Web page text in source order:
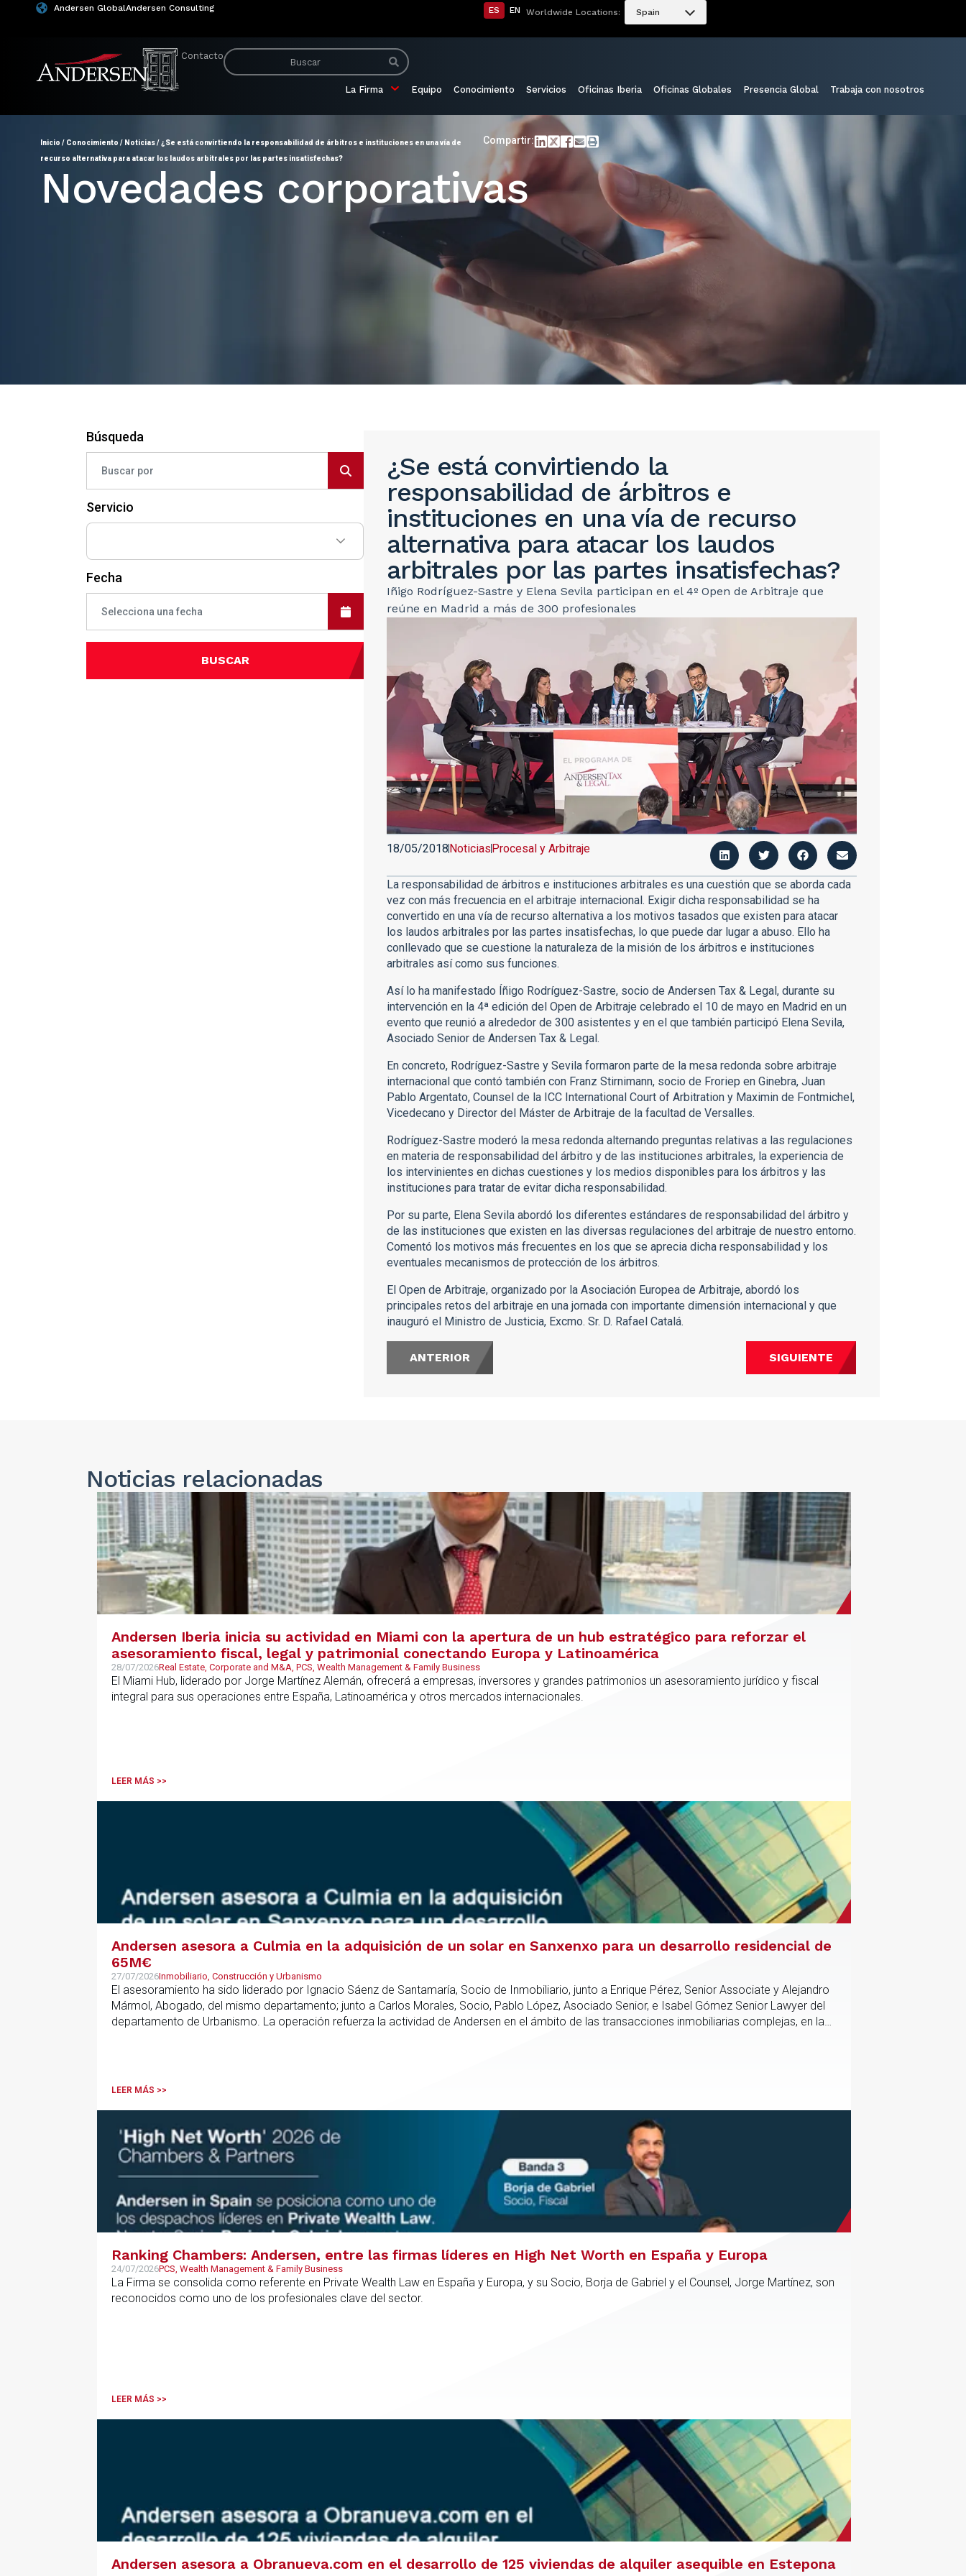
Andersen GlobalAndersen Consulting ES EN Worldwide Locations: Spain
Contacto
La Firma Equipo Conocimiento Servicios Oficinas Iberia Oficinas Globales Presencia Global Trabaja con nosotros
Inicio / Conocimiento / Noticias/ ¿Se está convirtiendo la responsabilidad de árbitros e instituciones en una vía de
recurso alternativa para atacar los laudos arbitrales por las partes insatisfechas?
Compartir:
Novedades corporativas
Búsqueda
Servicio
Fecha
BUSCAR
¿Se está convirtiendo la
responsabilidad de árbitros e
instituciones en una vía de recurso
alternativa para atacar los laudos
arbitrales por las partes insatisfechas?
Iñigo Rodríguez-Sastre y Elena Sevila participan en el 4º Open de Arbitraje que
reúne en Madrid a más de 300 profesionales
18/05/2018NoticiasProcesal y Arbitraje
La responsabilidad de árbitros e instituciones arbitrales es una cuestión que se aborda cada
vez con más frecuencia en el arbitraje internacional. Exigir dicha responsabilidad se ha
convertido en una vía de recurso alternativa a los motivos tasados que existen para atacar
los laudos arbitrales por las partes insatisfechas, lo que puede dar lugar a abuso. Ello ha
conllevado que se cuestione la naturaleza de la misión de los árbitros e instituciones
arbitrales así como sus funciones.
Así lo ha manifestado Íñigo Rodríguez-Sastre, socio de Andersen Tax & Legal, durante su
intervención en la 4ª edición del Open de Arbitraje celebrado el 10 de mayo en Madrid en un
evento que reunió a alrededor de 300 asistentes y en el que también participó Elena Sevila,
Asociado Senior de Andersen Tax & Legal.
En concreto, Rodríguez-Sastre y Sevila formaron parte de la mesa redonda sobre arbitraje
internacional que contó también con Franz Stirnimann, socio de Froriep en Ginebra, Juan
Pablo Argentato, Counsel de la ICC International Court of Arbitration y Maximin de Fontmichel,
Vicedecano y Director del Máster de Arbitraje de la facultad de Versalles.
Rodríguez-Sastre moderó la mesa redonda alternando preguntas relativas a las regulaciones
en materia de responsabilidad del árbitro y de las instituciones arbitrales, la experiencia de
los intervinientes en dichas cuestiones y los medios disponibles para los árbitros y las
instituciones para tratar de evitar dicha responsabilidad.
Por su parte, Elena Sevila abordó los diferentes estándares de responsabilidad del árbitro y
de las instituciones que existen en las diversas regulaciones del arbitraje de nuestro entorno.
Comentó los motivos más frecuentes en los que se aprecia dicha responsabilidad y los
eventuales mecanismos de protección de los árbitros.
El Open de Arbitraje, organizado por la Asociación Europea de Arbitraje, abordó los
principales retos del arbitraje en una jornada con importante dimensión internacional y que
inauguró el Ministro de Justicia, Excmo. Sr. D. Rafael Catalá.
ANTERIOR SIGUIENTE
Noticias relacionadas
Andersen Iberia inicia su actividad en Miami con la apertura de un hub estratégico para reforzar el
asesoramiento fiscal, legal y patrimonial conectando Europa y Latinoamérica
28/07/2026Real Estate, Corporate and M&A, PCS, Wealth Management & Family Business
El Miami Hub, liderado por Jorge Martínez Alemán, ofrecerá a empresas, inversores y grandes patrimonios un asesoramiento jurídico y fiscal
integral para sus operaciones entre España, Latinoamérica y otros mercados internacionales.
LEER MÁS >>
Andersen asesora a Culmia en la adquisición de un solar en Sanxenxo para un desarrollo residencial de
65M€
27/07/2026Inmobiliario, Construcción y Urbanismo
El asesoramiento ha sido liderado por Ignacio Sáenz de Santamaría, Socio de Inmobiliario, junto a Enrique Pérez, Senior Associate y Alejandro
Mármol, Abogado, del mismo departamento; junto a Carlos Morales, Socio, Pablo López, Asociado Senior, e Isabel Gómez Senior Lawyer del
departamento de Urbanismo. La operación refuerza la actividad de Andersen en el ámbito de las transacciones inmobiliarias complejas, en las
LEER MÁS >>
Ranking Chambers: Andersen, entre las firmas líderes en High Net Worth en España y Europa
24/07/2026PCS, Wealth Management & Family Business
La Firma se consolida como referente en Private Wealth Law en España y Europa, y su Socio, Borja de Gabriel y el Counsel, Jorge Martínez, son
reconocidos como uno de los profesionales clave del sector.
LEER MÁS >>
Andersen asesora a Obranueva.com en el desarrollo de 125 viviendas de alquiler asequible en Estepona